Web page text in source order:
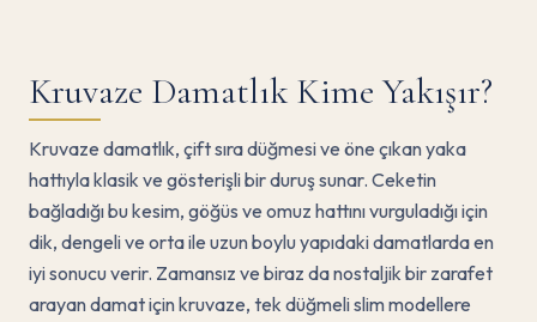
Kruvaze Damatlık Kime Yakışır?
Kruvaze damatlık, çift sıra düğmesi ve öne çıkan yaka
hattıyla klasik ve gösterişli bir duruş sunar. Ceketin
bağladığı bu kesim, göğüs ve omuz hattını vurguladığı için
dik, dengeli ve orta ile uzun boylu yapıdaki damatlarda en
iyi sonucu verir. Zamansız ve biraz da nostaljik bir zarafet
arayan damat için kruvaze, tek düğmeli slim modellere